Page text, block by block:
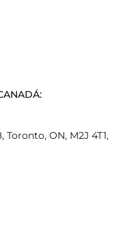
ON, M2J 4T1,